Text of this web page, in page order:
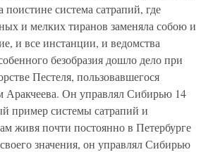
система сатрапий, где
и мелких тиранов заменяла собою и
и все инстанции, и ведомства
безобразия дошло дело при
Пестеля, пользовавшегося
Аракчеева. Он управлял Сибирью 14
пример системы сатрапий и
живя почти постоянно в Петербурге
значения, он управлял Сибирью